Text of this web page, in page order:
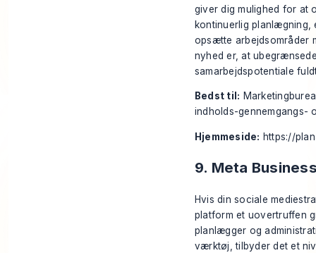
giver dig mulighed for at
kontinuerlig planlægning,
opsætte arbejdsområder
nyhed er, at
samarbejdspotentiale
Bedst til:
indholds-gennemgangs-
Hjemmeside: https://
9. Meta
Hvis din sociale
platform et uovertruffen
planlægger og
værktøj, tilbyder det et